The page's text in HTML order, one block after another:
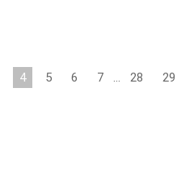
4 5 6 7 … 28 29